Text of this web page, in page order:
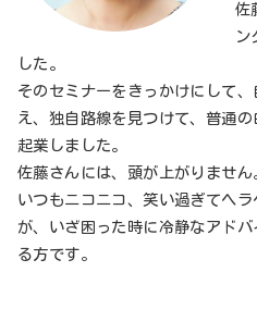
佐
ン
した。
そのセミナーをきっかけにして
え、独自路線を見つけて、普通
起業しました。
佐藤さんには、頭が上がりません
いつもニコニコ、笑い過ぎてヘ
が、いざ困った時に冷静なアド
る方です。